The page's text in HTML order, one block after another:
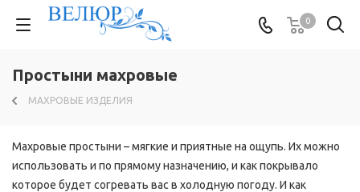
0
Простыни махровые
МАХРОВЫЕ ИЗДЕЛИЯ
Махровые простыни – мягкие и приятные на ощупь. Их можно
использовать и по прямому назначению, и как покрывало
которое будет согревать вас в холодную погоду. И как